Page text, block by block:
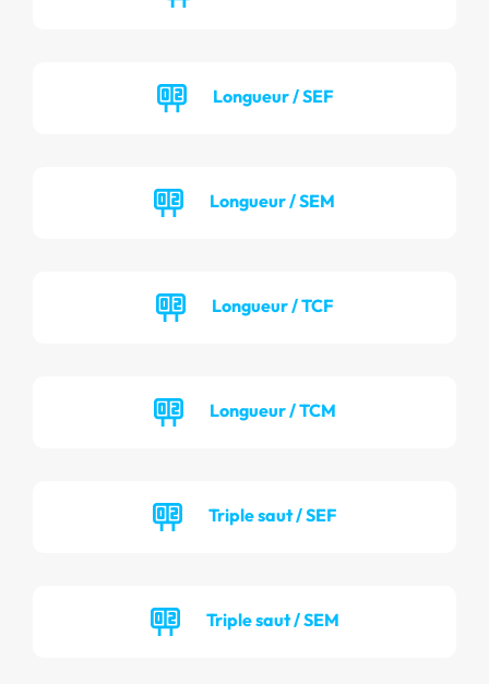
Longueur / SEF
Longueur / SEM
Longueur / TCF
Longueur / TCM
Triple saut / SEF
Triple saut / SEM